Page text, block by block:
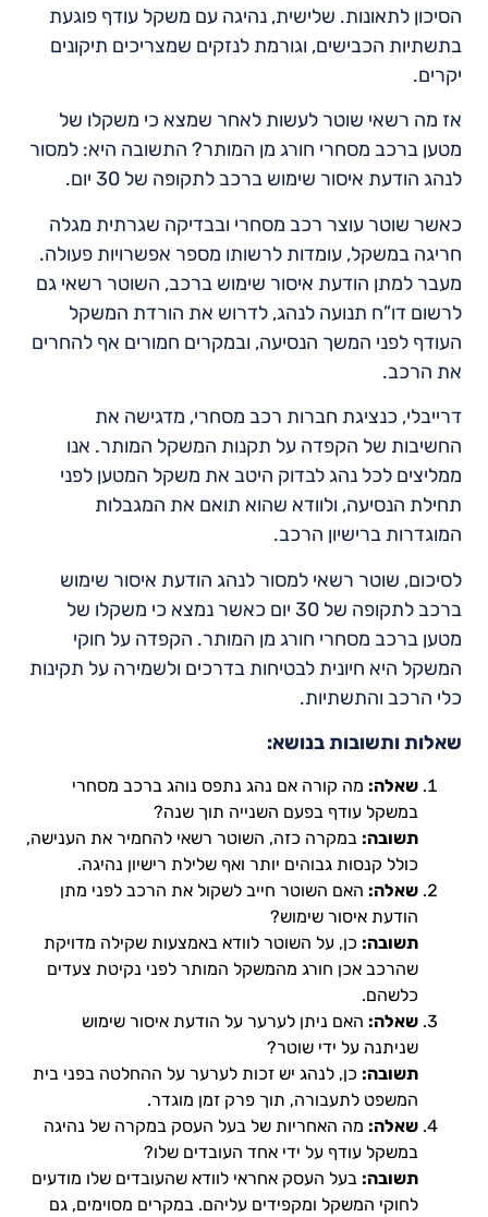
הסיכון לתאונות. שלישית, נהיגה עם משקל עודף פוגעת
בתשתיות הכבישים, וגורמת לנזקים שמצריכים תיקונים
יקרים.
אז מה רשאי שוטר לעשות לאחר שמצא כי משקלו של
מטען ברכב מסחרי חורג מן המותר? התשובה היא: למסור
לנהג הודעת איסור שימוש ברכב לתקופה של 30 יום.
כאשר שוטר עוצר רכב מסחרי ובבדיקה שגרתית מגלה
חריגה במשקל, עומדות לרשותו מספר אפשרויות פעולה.
מעבר למתן הודעת איסור שימוש ברכב, השוטר רשאי גם
לרשום דו”ח תנועה לנהג, לדרוש את הורדת המשקל
העודף לפני המשך הנסיעה, ובמקרים חמורים אף להחרים
את הרכב.
דרייבלי, כנציגת חברות רכב מסחרי, מדגישה את
החשיבות של הקפדה על תקנות המשקל המותר. אנו
ממליצים לכל נהג לבדוק היטב את משקל המטען לפני
תחילת הנסיעה, ולוודא שהוא תואם את המגבלות
המוגדרות ברישיון הרכב.
לסיכום, שוטר רשאי למסור לנהג הודעת איסור שימוש
ברכב לתקופה של 30 יום כאשר נמצא כי משקלו של
מטען ברכב מסחרי חורג מן המותר. הקפדה על חוקי
המשקל היא חיונית לבטיחות בדרכים ולשמירה על תקינות
כלי הרכב והתשתיות.
שאלות ותשובות בנושא:
שאלה: מה קורה אם נהג נתפס נוהג ברכב מסחרי
במשקל עודף בפעם השנייה תוך שנה?
תשובה: במקרה כזה, השוטר רשאי להחמיר את הענישה,
כולל קנסות גבוהים יותר ואף שלילת רישיון נהיגה.
שאלה: האם השוטר חייב לשקול את הרכב לפני מתן
הודעת איסור שימוש?
תשובה: כן, על השוטר לוודא באמצעות שקילה מדויקת
שהרכב אכן חורג מהמשקל המותר לפני נקיטת צעדים
כלשהם.
שאלה: האם ניתן לערער על הודעת איסור שימוש
שניתנה על ידי שוטר?
תשובה: כן, לנהג יש זכות לערער על ההחלטה בפני בית
המשפט לתעבורה, תוך פרק זמן מוגדר.
שאלה: מה האחריות של בעל העסק במקרה של נהיגה
במשקל עודף על ידי אחד העובדים שלו?
תשובה: בעל העסק אחראי לוודא שהעובדים שלו מודעים
לחוקי המשקל ומקפידים עליהם. במקרים מסוימים, גם